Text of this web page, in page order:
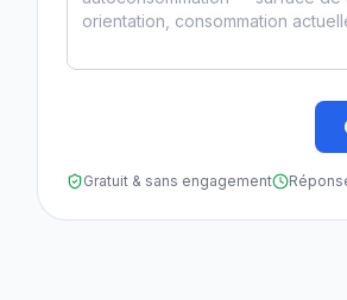
Gratuit & sans engagement